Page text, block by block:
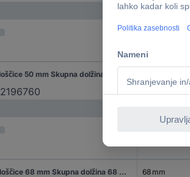
2196760
kwb 500268 sveder za ploščice 68 mm Skupna dolžina 68 mm M14 1 kos 68 mm